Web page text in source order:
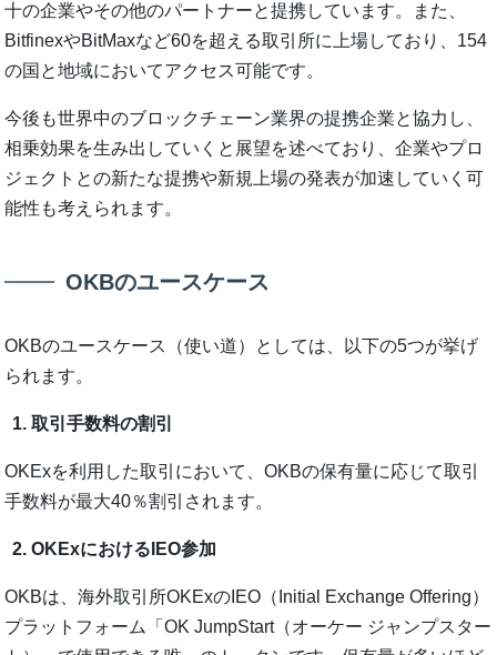
十の企業やその他のパートナーと提携しています。また、
BitfinexやBitMaxなど60を超える取引所に上場しており、154
の国と地域においてアクセス可能です。
今後も世界中のブロックチェーン業界の提携企業と協力し、
相乗効果を生み出していくと展望を述べており、企業やプロ
ジェクトとの新たな提携や新規上場の発表が加速していく可
能性も考えられます。
OKBのユースケース
OKBのユースケース（使い道）としては、以下の5つが挙げ
られます。
取引手数料の割引
OKExを利用した取引において、OKBの保有量に応じて取引
手数料が最大40％割引されます。
OKExにおけるIEO参加
OKBは、海外取引所OKExのIEO（Initial Exchange Offering）
プラットフォーム「OK JumpStart（オーケー ジャンプスター